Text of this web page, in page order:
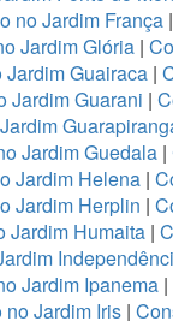
no Jardim França |
Jardim Glória |
Guairaca |
Jardim Guarani |
Jardim Guedala |
Jardim Helena|
Jardim Herplin |
Jardim Humaita|
Jardim Ipanema|
Jardim Iris |